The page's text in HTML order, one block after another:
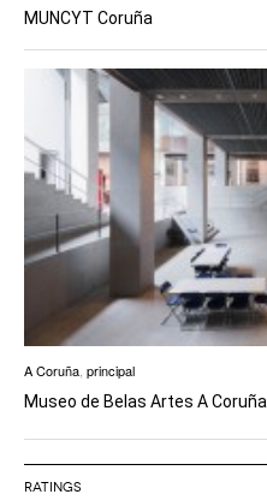
MUNCYT Coruña
A Coruña principal
Museo de Belas Artes A Coruña
RATINGS